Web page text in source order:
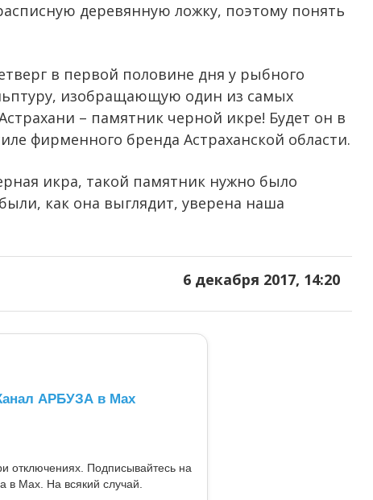
деревянную ложку, поэтому понять
в первой половине дня у рыбного
изобращающую один из самых
– памятник черной икре! Будет он в
фирменного бренда Астраханской области.
икра, такой памятник нужно было
как она выглядит, уверена наша
6 декабря 2017, 14:20
АРБУЗА в Max
отключениях. Подписывайтесь на
в Max. На всякий случай.